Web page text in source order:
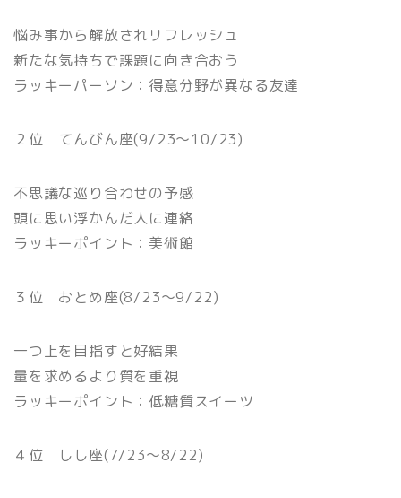
悩み事から解放されリフレッシュ
新たな気持ちで課題に向き合おう
ラッキーパーソン：得意分野が異なる友達
２位 てんびん座(9/23〜10/23)
不思議な巡り合わせの予感
頭に思い浮かんだ人に連絡
ラッキーポイント：美術館
３位 おとめ座(8/23〜9/22)
一つ上を目指すと好結果
量を求めるより質を重視
ラッキーポイント：低糖質スイーツ
４位 しし座(7/23〜8/22)